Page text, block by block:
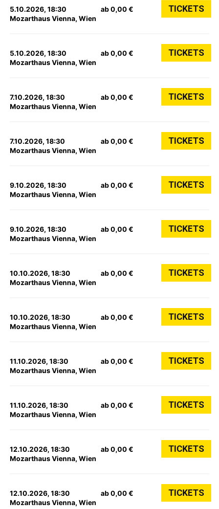
5.10.2026, 18:30
Mozarthaus Vienna, Wien
ab 0,00 € TICKETS
5.10.2026, 18:30
Mozarthaus Vienna, Wien
ab 0,00 € TICKETS
7.10.2026, 18:30
Mozarthaus Vienna, Wien
ab 0,00 € TICKETS
7.10.2026, 18:30
Mozarthaus Vienna, Wien
ab 0,00 € TICKETS
9.10.2026, 18:30
Mozarthaus Vienna, Wien
ab 0,00 € TICKETS
9.10.2026, 18:30
Mozarthaus Vienna, Wien
ab 0,00 € TICKETS
10.10.2026, 18:30
Mozarthaus Vienna, Wien
ab 0,00 € TICKETS
10.10.2026, 18:30
Mozarthaus Vienna, Wien
ab 0,00 € TICKETS
11.10.2026, 18:30
Mozarthaus Vienna, Wien
ab 0,00 € TICKETS
11.10.2026, 18:30
Mozarthaus Vienna, Wien
ab 0,00 € TICKETS
12.10.2026, 18:30
Mozarthaus Vienna, Wien
ab 0,00 € TICKETS
12.10.2026, 18:30
Mozarthaus Vienna, Wien
ab 0,00 € TICKETS